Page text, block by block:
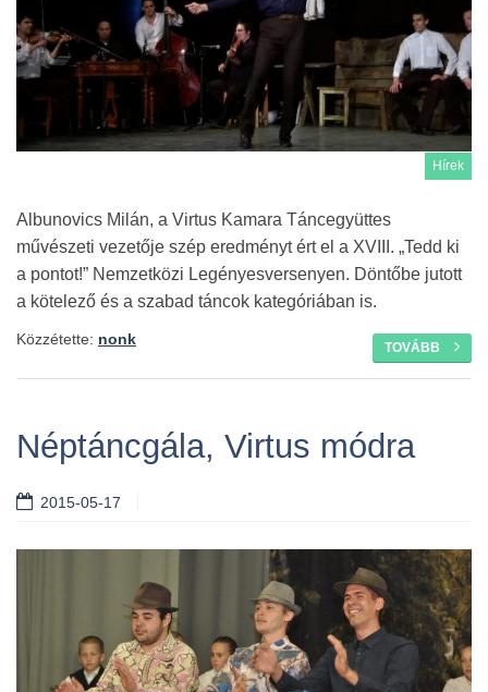
Hírek
Albunovics Milán, a Virtus Kamara Táncegyüttes
művészeti vezetője szép eredményt ért el a XVIII. „Tedd ki
a pontot!” Nemzetközi Legényesversenyen. Döntőbe jutott
a kötelező és a szabad táncok kategóriában is.
TOVÁBB
Közzétette: nonk
Néptáncgála, Virtus módra
2015-05-17